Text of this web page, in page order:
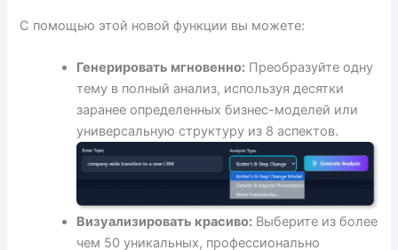
С помощью этой новой функции вы можете:
Генерировать мгновенно: Преобразуйте одну
тему в полный анализ, используя десятки
заранее определенных бизнес-моделей или
универсальную структуру из 8 аспектов.
Визуализировать красиво: Выберите из более
чем 50 уникальных, профессионально